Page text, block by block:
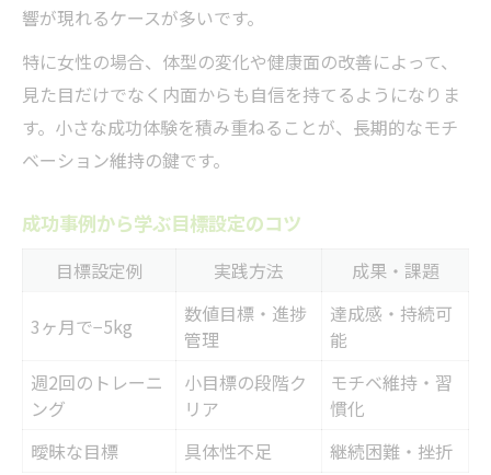
響が現れるケースが多いです。
特に女性の場合、体型の変化や健康面の改善によって、
見た目だけでなく内面からも自信を持てるようになりま
す。小さな成功体験を積み重ねることが、長期的なモチ
ベーション維持の鍵です。
成功事例から学ぶ目標設定のコツ
目標設定例 実践方法 成果・課題
3ヶ月で−5kg
数値目標・進捗
管理
達成感・持続可
能
週2回のトレーニ
ング
小目標の段階ク
リア
モチベ維持・習
慣化
曖昧な目標
具体性不足 継続困難・挫折